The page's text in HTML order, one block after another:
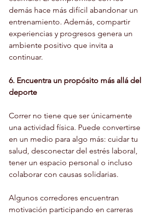
demás hace más difícil abandonar un
entrenamiento. Además, compartir
experiencias y progresos genera un
ambiente positivo que invita a
continuar.
6. Encuentra un propósito más allá del
deporte
Correr no tiene que ser únicamente
una actividad física. Puede convertirse
en un medio para algo más: cuidar tu
salud, desconectar del estrés laboral,
tener un espacio personal o incluso
colaborar con causas solidarias.
Algunos corredores encuentran
motivación participando en carreras